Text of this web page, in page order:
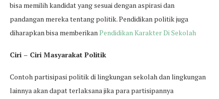
bisa memilih kandidat yang sesuai dengan aspirasi dan
pandangan mereka tentang politik. Pendidikan politik juga
diharapkan bisa memberikanPendidikan Karakter Di Sekolah
Ciri – Ciri Masyarakat Politik
Contoh partisipasi politik di lingkungan sekolah dan lingkungan
lainnya akan dapat terlaksana jika para partisipannya